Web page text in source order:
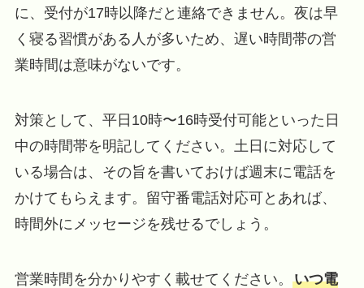
に、受付が17時以降だと連絡できません。夜は早
く寝る習慣がある人が多いため、遅い時間帯の営
業時間は意味がないです。
対策として、平日10時〜16時受付可能といった日
中の時間帯を明記してください。土日に対応して
いる場合は、その旨を書いておけば週末に電話を
かけてもらえます。留守番電話対応可とあれば、
時間外にメッセージを残せるでしょう。
営業時間を分かりやすく載せてください。 いつ電